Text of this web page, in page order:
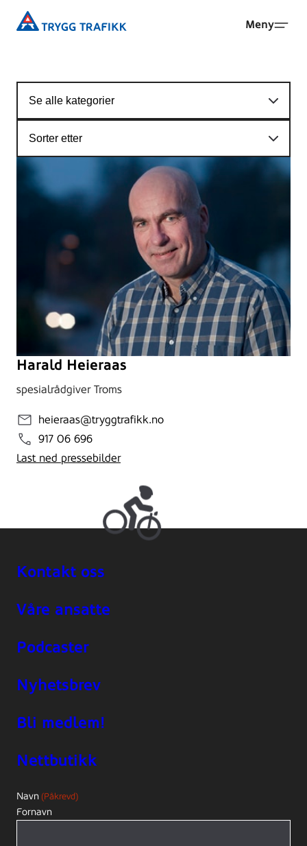
Trygg
Meny
Harald Heieraas
spesialrådgiver Troms
heieraas@tryggtrafikk.no
917 06 696
Last ned pressebilder
Kontakt oss
Våre ansatte
Podcaster
Nyhetsbrev
Bli medlem!
Nettbutikk
Navn (Påkrevd)
Fornavn